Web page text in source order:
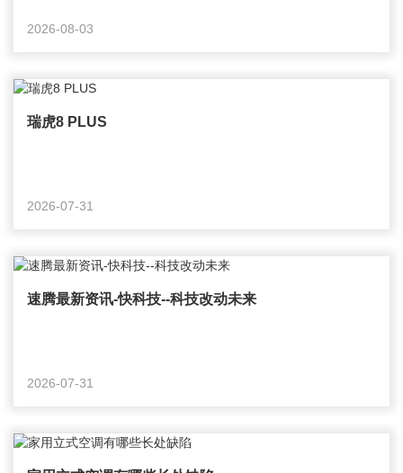
2026-08-03
瑞虎8 PLUS
2026-07-31
速腾最新资讯-快科技--科技改动未来
2026-07-31